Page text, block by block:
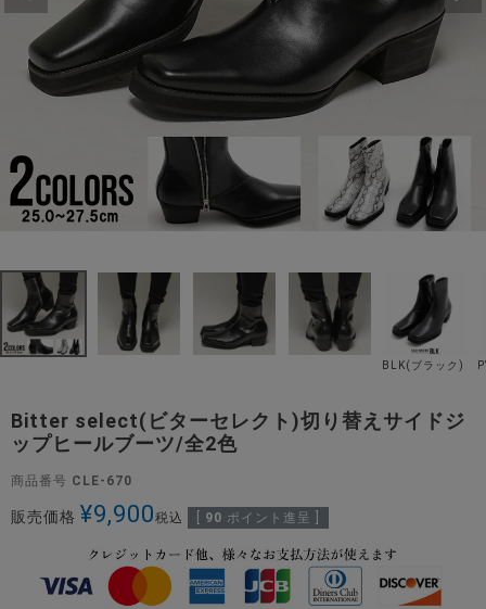
BLK(ブラック)
Bitter select(ビターセレクト)切り替えサイドジ
ップヒールブーツ/全2色
商品番号 CLE-670
販売価格 ¥9,900税込 90 ポイント進呈 ]